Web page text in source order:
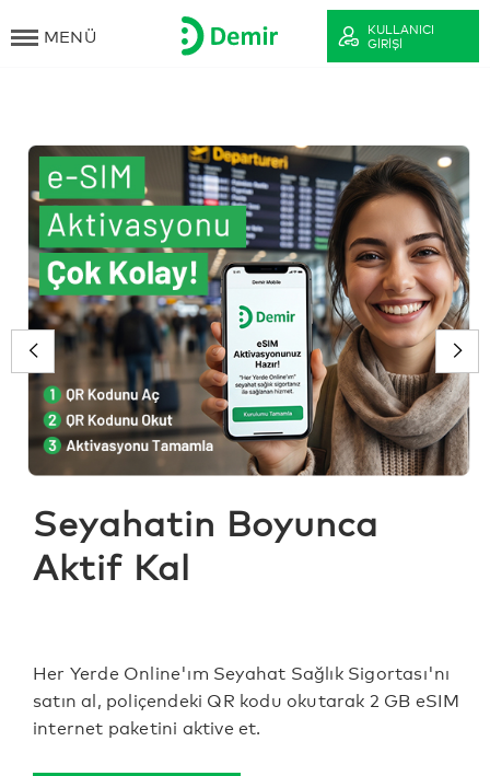
MENÜ
KULLANICI
GIRIŞI
Seyahatin Boyunca
Aktif Kal
Her Yerde Online'ım Seyahat Sağlık Sigortası'nı
satın al, poliçendeki QR kodu okutarak 2 GB eSIM
internet paketini aktive et.